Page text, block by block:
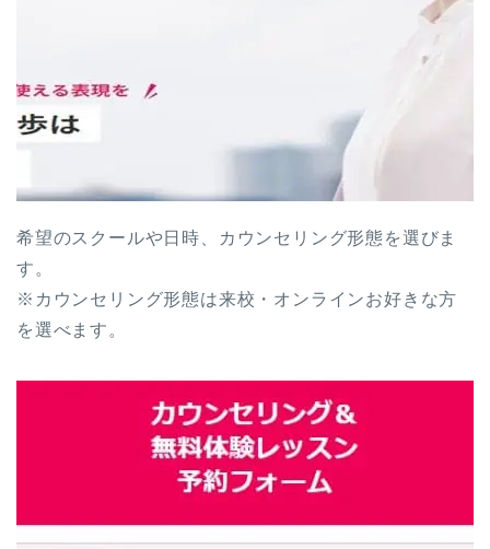
希望のスクールや日時、カウンセリング形態を選びま
す。
※カウンセリング形態は来校・オンラインお好きな方
を選べます。